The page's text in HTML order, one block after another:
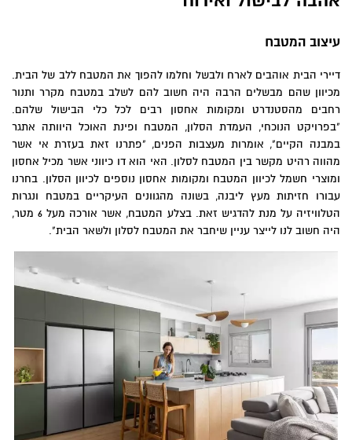
עיצוב המטבח
דיירי הבית אוהבים לארח ולבשל וחלמו להפוך את המטבח ללב של הבית.
מכיוון שהם מבשלים הרבה היה חשוב להם לשלב במטבח מקרר ותנור
רחבים מהסטנדרט ומקומות אחסון רבים לכל כלי הבישול שלהם.
"בפרויקט הנוכחי, העמדת הסלון, המטבח ופינת האוכל היוותה אתגר
במבנה הקיים", אומרות מעצבות הפנים, "פתרנו זאת בעזרת אי אשר
מהווה רהיט מקשר בין המטבח לסלון. האי הוא דו כיווני אשר מכיל אחסון
ומוצרי חשמל לכיוון המטבח ומקומות אחסון נוספים לכיוון הסלון. בחרנו
עבורו חזיתות מעץ ליבנה, בשונה מהגוונים העיקריים במטבח ונגרות
הטלוויזיה על מנת להדגיש זאת. בצלע המטבח, אשר אורכה מעל 6 מטר,
היה חשוב לנו לייצר עניין שיחבר את המטבח לסלון ולשאר הבית".